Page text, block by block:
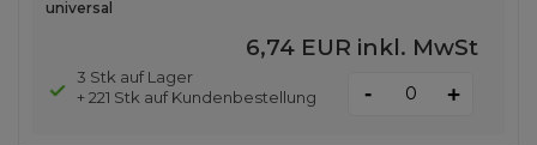
universal
6,74 EUR inkl. MwSt
3 Stk auf Lager
+ 221 Stk auf Kundenbestellung
- +